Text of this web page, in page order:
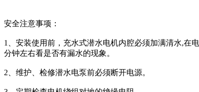
安全注意事项：
1、安装使用前，充水式潜水电机内腔必须加满清水,在
分钟左右看是否有漏水的现象。
2、维护、检修潜水电泵前必须断开电源。